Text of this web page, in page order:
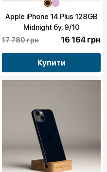
Apple iPhone 14 Plus 128GB
Midnight бу, 9/10
17 780 грн 16 164 грн
Купити